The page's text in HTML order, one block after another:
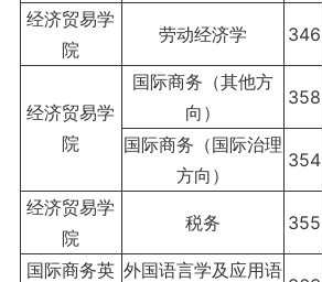
经济贸易学
院
劳动经济学 346
经济贸易学
院
国际商务（其他方
向）
358
国际商务（国际治理
方向）
354
经济贸易学
院
税务 355
国际商务英 外国语言学及应用语